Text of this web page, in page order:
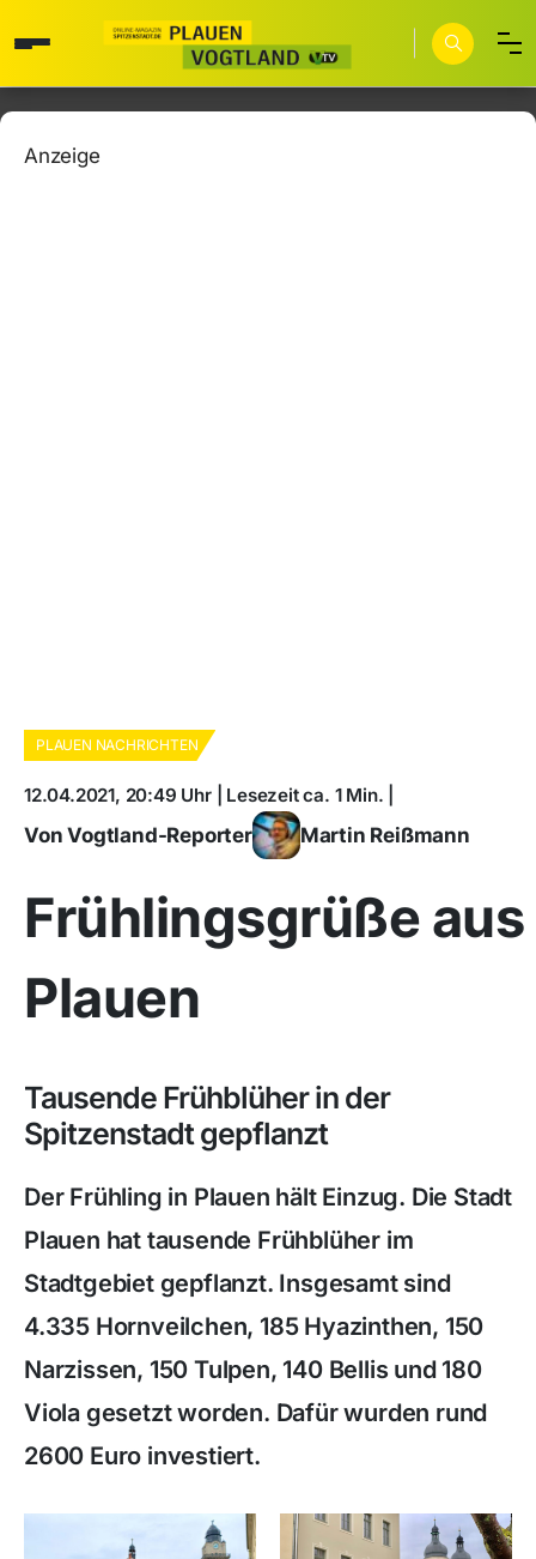
Anzeige
PLAUEN NACHRICHTEN
12.04.2021, 20:49 Uhr | Lesezeit ca. 1 Min. |
Von Vogtland-Reporter Martin Reißmann
Frühlingsgrüße aus
Plauen
Tausende Frühblüher in der
Spitzenstadt gepflanzt
Der Frühling in Plauen hält Einzug. Die Stadt
Plauen hat tausende Frühblüher im
Stadtgebiet gepflanzt. Insgesamt sind
4.335 Hornveilchen, 185 Hyazinthen, 150
Narzissen, 150 Tulpen, 140 Bellis und 180
Viola gesetzt worden. Dafür wurden rund
2600 Euro investiert.